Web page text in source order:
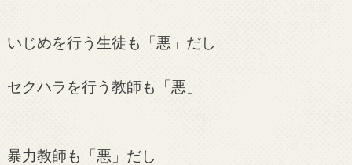
いじめを行う生徒も「悪」だし
セクハラを行う教師も「悪」
暴力教師も「悪」だし